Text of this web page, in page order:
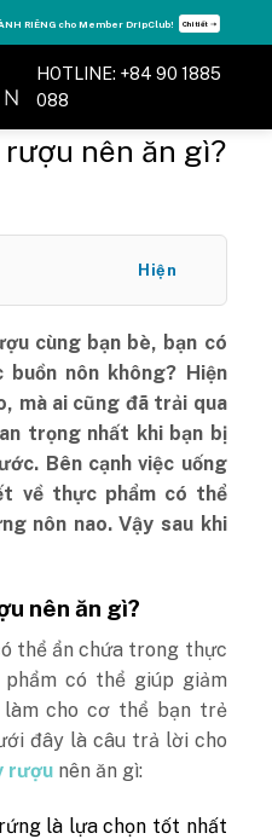
RIÊNG cho Member DripClub! Chi tiết ➝
HOTLINE: +84 90 1885
088
nên ăn gì?
Hiện
cùng bạn bè, bạn có
nôn không? Hiện
mà ai cũng đã trải qua
trọng nhất khi bạn bị
Bên cạnh việc uống
về thực phẩm có thể
nôn nao. Vậy sau khi
nên ăn gì?
thể ẩn chứa trong thực
có thể giúp giảm
cho cơ thể bạn trẻ
đây là câu trả lời cho
rượu nên ăn gì:
là lựa chọn tốt nhất